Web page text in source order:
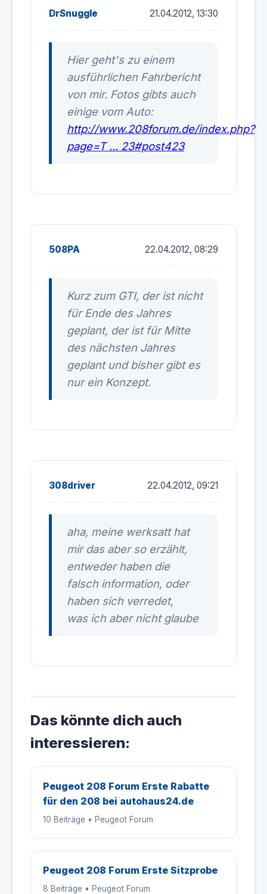
DrSnuggle 21.04.2012, 13:30
Hier geht's zu einem
ausführlichen Fahrbericht
von mir. Fotos gibts auch
einige vom Auto:
http://www.208forum.de/index.php?
page=T ... 23#post423
508PA 22.04.2012, 08:29
Kurz zum GTI, der ist nicht
für Ende des Jahres
geplant, der ist für Mitte
des nächsten Jahres
geplant und bisher gibt es
nur ein Konzept.
308driver 22.04.2012, 09:21
aha, meine werksatt hat
mir das aber so erzählt,
entweder haben die
falsch information, oder
haben sich verredet,
was ich aber nicht glaube
Das könnte dich auch
interessieren:
Peugeot 208 Forum Erste Rabatte
für den 208 bei autohaus24.de
10 Beiträge • Peugeot Forum
Peugeot 208 Forum Erste Sitzprobe
8 Beiträge • Peugeot Forum